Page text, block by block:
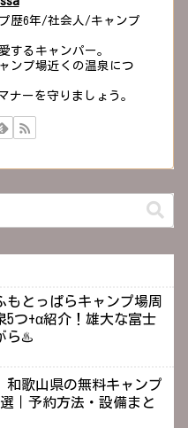
歴6年/社会人/キャンプ
するキャンパー。
ンプ場近くの温泉につ
ーを守りましょう。
もとっぱらキャンプ場周
5つ+α紹介！雄大な富士
ら♨️
和歌山県の無料キャンプ
｜予約方法・設備まと